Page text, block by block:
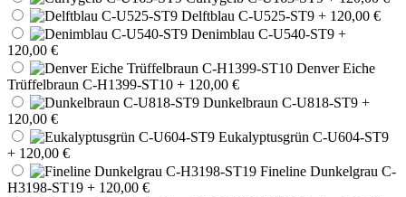
Delftblau C-U525-ST9 + 120,00 €
Denimblau C-U540-ST9 +
120,00 €
Denver Eiche
Trüffelbraun C-H1399-ST10 + 120,00 €
Dunkelbraun C-U818-ST9 +
120,00 €
Eukalyptusgrün C-U604-ST9
+ 120,00 €
Fineline Dunkelgrau C-
H3198-ST19 + 120,00 €